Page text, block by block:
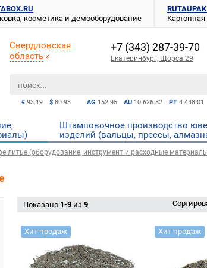
косметика и демооборудование
AG 152.95 AU 10 626.82 PT 4 448.01
€ 93.19 $ 80.93
Свердловская
область
+7 (343) 287-39-70
Екатеринбург, Щорса 29
Штамповочное производство
изделий (вальцы, прессы,
литье (оборудование, инструмент и расходные
Показано 1-9 из 9
Хит продаж Хит продаж